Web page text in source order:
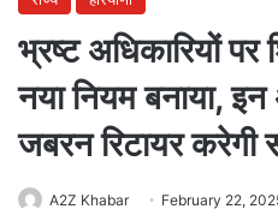
भ्रष्ट अधिकारियों
नया नियम बनाया, इन
जबरन रिटायर करेगी
A2Z Khabar February 22,